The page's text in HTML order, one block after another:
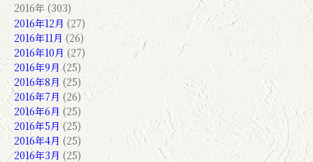
2016年 (303)
2016年12月 (27)
2016年11月 (26)
2016年10月 (27)
2016年9月 (25)
2016年8月 (25)
2016年7月 (26)
2016年6月 (25)
2016年5月 (25)
2016年4月 (25)
2016年3月 (25)